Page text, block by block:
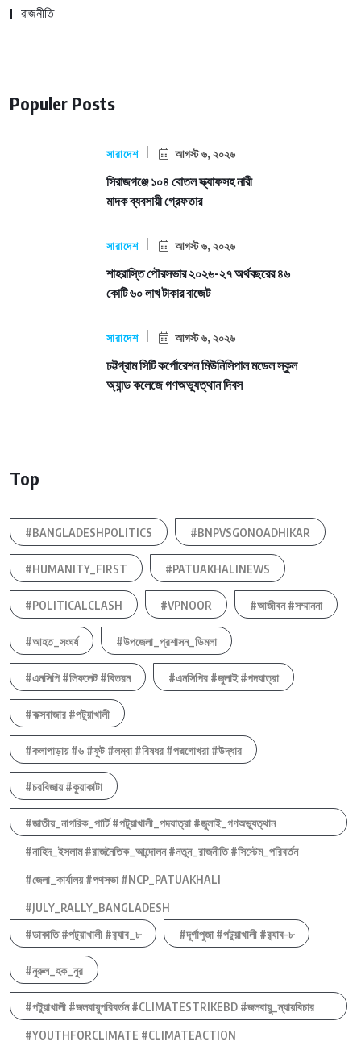
রাজনীতি
Populer Posts
সারাদেশ আগস্ট ৬, ২০২৬
সিরাজগঞ্জে ১০৪ বোতল স্ক্যাফসহ নারী
মাদক ব্যবসায়ী গ্রেফতার
সারাদেশ আগস্ট ৬, ২০২৬
শাহরাস্তি পৌরসভার ২০২৬-২৭ অর্থবছরের ৪৬
কোটি ৬০ লাখ টাকার বাজেট
সারাদেশ আগস্ট ৬, ২০২৬
চট্টগ্রাম সিটি কর্পোরেশন মিউনিসিপাল মডেল স্কুল
অ্যান্ড কলেজে গণঅভ্যুত্থান দিবস
Top
#BANGLADESHPOLITICS #BNPVSGONOADHIKAR
#HUMANITY_FIRST #PATUAKHALINEWS
#POLITICALCLASH #VPNOOR #আজীবন #সম্মাননা
#আহত_সংঘর্ষ #উপজেলা_প্রশাসন_ডিমলা
#এনসিপি #লিফলেট #বিতরন #এনসিপির #জুলাই #পদযাত্রা
#কক্সবাজার #পটুয়াখালী
#কলাপাড়ায় #৬ #ফুট #লম্বা #বিষধর #পদ্মগোখরা #উদ্ধার
#চরবিজায় #কুয়াকাটা
#জাতীয়_নাগরিক_পার্টি #পটুয়াখালী_পদযাত্রা #জুলাই_গণঅভ্যুত্থান
#নাহিদ_ইসলাম #রাজনৈতিক_আন্দোলন #নতুন_রাজনীতি #সিস্টেম_পরিবর্তন
#জেলা_কার্যালয় #পথসভা #NCP_PATUAKHALI
#JULY_RALLY_BANGLADESH
#ডাকাতি #পটুয়াখালী #র‍্যাব_৮
#দূর্গাপুজা #পটুয়াখালী #র‍্যাব-৮
#নুরুল_হক_নুর
#পটুয়াখালী #জলবায়ুপরিবর্তন #CLIMATESTRIKEBD #জলবায়ু_ন্যায়বিচার
#YOUTHFORCLIMATE #CLIMATEACTION